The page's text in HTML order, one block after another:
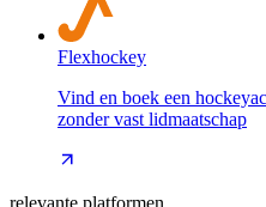
Flexhockey
Vind en boek een
zonder vast lidmaatschap